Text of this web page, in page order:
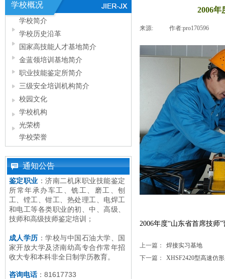
学校概况
2006年
来源: 作者:pro170596
2006年度“山东省首席技师
上一篇：
焊接实习基地
下一篇：
XHSF2420型高速仿
学校简介
学校历史沿革
国家高技能人才基地简介
金蓝领培训基地简介
职业技能鉴定所简介
三级安全培训机构简介
校园文化
学校机构
光荣榜
学校荣誉
通知公告
鉴定职业 ：济南二机床职业技能鉴定
所常年承办车工、铣工、磨工、刨
工、镗工、钳工、热处理工、电焊工
和电工等各类职业的初、中、高级、
技师和高级技师鉴定培训
；
成人学历 ：学校与中国石油大学、国
家开放大学及济南幼高专合作常年招
收大专和本科非全日制学历教育。
咨询电话：81617733